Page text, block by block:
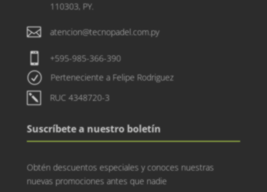
110303, PY.
 atencion@tecnopadel.com.py
 +595-985-366-390
R Perteneciente a Felipe Rodriguez
k RUC 4348720-3
Suscríbete a nuestro boletín
Obtén descuentos especiales y conoces nuestras
nuevas promociones antes que nadie